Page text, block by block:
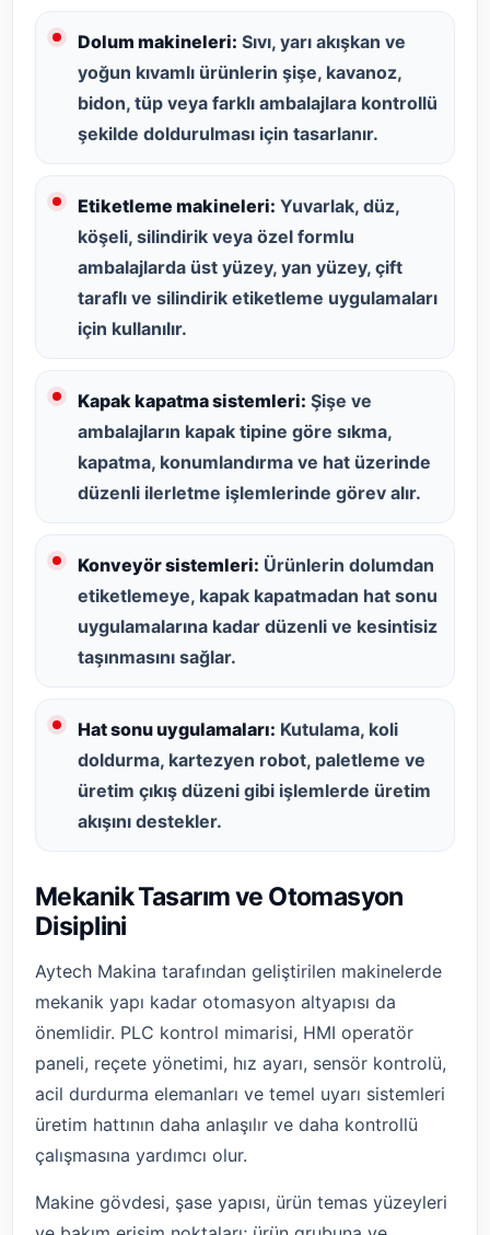
Dolum makineleri: Sıvı, yarı akışkan ve
yoğun kıvamlı ürünlerin şişe, kavanoz,
bidon, tüp veya farklı ambalajlara kontrollü
şekilde doldurulması için tasarlanır.
Etiketleme makineleri: Yuvarlak, düz,
köşeli, silindirik veya özel formlu
ambalajlarda üst yüzey, yan yüzey, çift
taraflı ve silindirik etiketleme uygulamaları
için kullanılır.
Kapak kapatma sistemleri: Şişe ve
ambalajların kapak tipine göre sıkma,
kapatma, konumlandırma ve hat üzerinde
düzenli ilerletme işlemlerinde görev alır.
Konveyör sistemleri: Ürünlerin dolumdan
etiketlemeye, kapak kapatmadan hat sonu
uygulamalarına kadar düzenli ve kesintisiz
taşınmasını sağlar.
Hat sonu uygulamaları: Kutulama, koli
doldurma, kartezyen robot, paletleme ve
üretim çıkış düzeni gibi işlemlerde üretim
akışını destekler.
Mekanik Tasarım ve Otomasyon
Disiplini
Aytech Makina tarafından geliştirilen makinelerde
mekanik yapı kadar otomasyon altyapısı da
önemlidir. PLC kontrol mimarisi, HMI operatör
paneli, reçete yönetimi, hız ayarı, sensör kontrolü,
acil durdurma elemanları ve temel uyarı sistemleri
üretim hattının daha anlaşılır ve daha kontrollü
çalışmasına yardımcı olur.
Makine gövdesi, şase yapısı, ürün temas yüzeyleri